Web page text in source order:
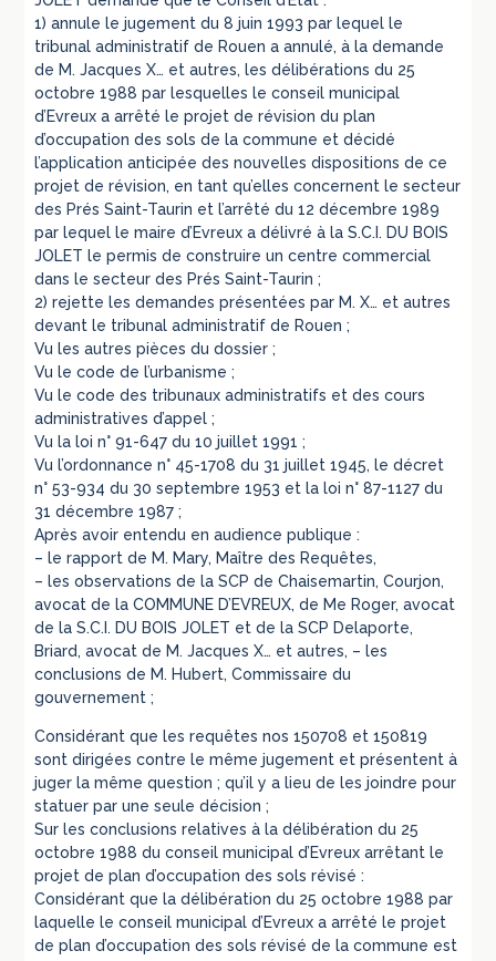
1) annule le jugement du 8 juin 1993 par lequel le
tribunal administratif de Rouen a annulé, à la demande
de M. Jacques X… et autres, les délibérations du 25
octobre 1988 par lesquelles le conseil municipal
d’Evreux a arrêté le projet de révision du plan
d’occupation des sols de la commune et décidé
l’application anticipée des nouvelles dispositions de ce
projet de révision, en tant qu’elles concernent le secteur
des Prés Saint-Taurin et l’arrêté du 12 décembre 1989
par lequel le maire d’Evreux a délivré à la S.C.I. DU BOIS
JOLET le permis de construire un centre commercial
dans le secteur des Prés Saint-Taurin ;
2) rejette les demandes présentées par M. X… et autres
devant le tribunal administratif de Rouen ;
Vu les autres pièces du dossier ;
Vu le code de l’urbanisme ;
Vu le code des tribunaux administratifs et des cours
administratives d’appel ;
Vu la loi n° 91-647 du 10 juillet 1991 ;
Vu l’ordonnance n° 45-1708 du 31 juillet 1945, le décret
n° 53-934 du 30 septembre 1953 et la loi n° 87-1127 du
31 décembre 1987 ;
Après avoir entendu en audience publique :
– le rapport de M. Mary, Maître des Requêtes,
– les observations de la SCP de Chaisemartin, Courjon,
avocat de la COMMUNE D’EVREUX, de Me Roger, avocat
de la S.C.I. DU BOIS JOLET et de la SCP Delaporte,
Briard, avocat de M. Jacques X… et autres, – les
conclusions de M. Hubert, Commissaire du
gouvernement ;
Considérant que les requêtes nos 150708 et 150819
sont dirigées contre le même jugement et présentent à
juger la même question ; qu’il y a lieu de les joindre pour
statuer par une seule décision ;
Sur les conclusions relatives à la délibération du 25
octobre 1988 du conseil municipal d’Evreux arrêtant le
projet de plan d’occupation des sols révisé :
Considérant que la délibération du 25 octobre 1988 par
laquelle le conseil municipal d’Evreux a arrêté le projet
de plan d’occupation des sols révisé de la commune est